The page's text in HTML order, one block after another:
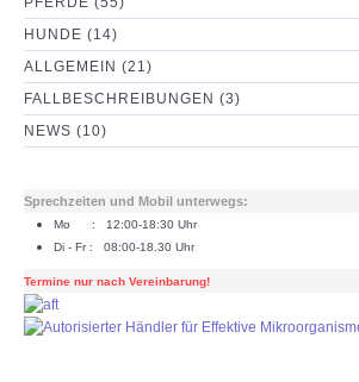
HUNDE (14)
ALLGEMEIN (21)
FALLBESCHREIBUNGEN (3)
NEWS (10)
Sprechzeiten und Mobil unterwegs:
Mo : 12:00-18:30 Uhr
Di - Fr : 08:00-18.30 Uhr
Termine nur nach Vereinbarung!